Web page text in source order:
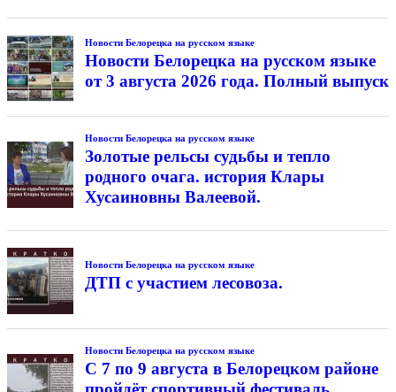
Новости Белорецка на русском языке
Новости Белорецка на русском языке
от 3 августа 2026 года. Полный выпуск
Новости Белорецка на русском языке
Золотые рельсы судьбы и тепло
родного очага. история Клары
Хусаиновны Валеевой.
Новости Белорецка на русском языке
ДТП с участием лесовоза.
Новости Белорецка на русском языке
С 7 по 9 августа в Белорецком районе